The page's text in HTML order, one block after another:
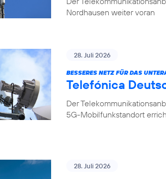
Nordhausen weiter voran
28. Juli 2026
BESSERES NETZ FÜR DAS
Telefónica
Der
5G-Mobilfunkstandort
28. Juli 2026